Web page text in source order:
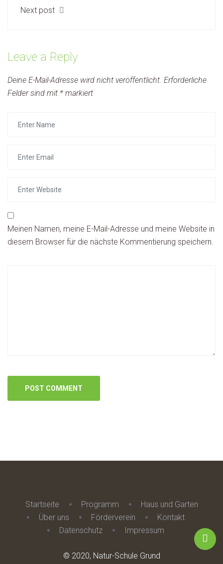
Next post
Leave a Reply
Deine E-Mail-Adresse wird nicht veröffentlicht. Erforderliche
Felder sind mit * markiert
Meinen Namen, meine E-Mail-Adresse und meine Website in
diesem Browser für die nächste Kommentierung speichern.
Startseite Programm
Haus und Garten
Über uns
Förderverein
Kontakt
Datenschutz
Impressum
© 2020, Natur-Schule Grund